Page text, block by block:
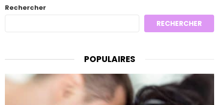
Rechercher
RECHERCHER
POPULAIRES